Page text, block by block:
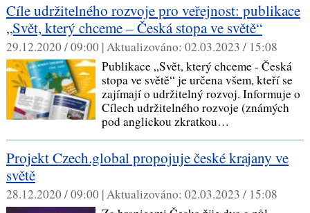
Cíle udržitelného rozvoje pro veřejnost: publikace
„Svět, který chceme – Česká stopa ve světě“
29.12.2020 / 09:00 |Aktualizováno: 02.03.2023 / 15:08
Publikace „Svět, který chceme - Česká
stopa ve světě“ je určena všem, kteří se
zajímají o udržitelný rozvoj. Informuje o
Cílech udržitelného rozvoje (známých
pod anglickou zkratkou…
Projekt Czech.global propojuje české krajany ve
světě
28.12.2020 / 09:00 |Aktualizováno: 02.03.2023 / 15:08